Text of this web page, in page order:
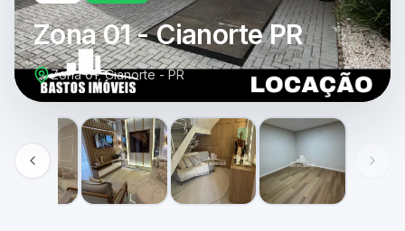
Zona 01 - Cianorte PR
Zona 01, Cianorte - PR